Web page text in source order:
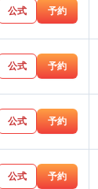
公式 予約
公式 予約
公式 予約
公式 予約